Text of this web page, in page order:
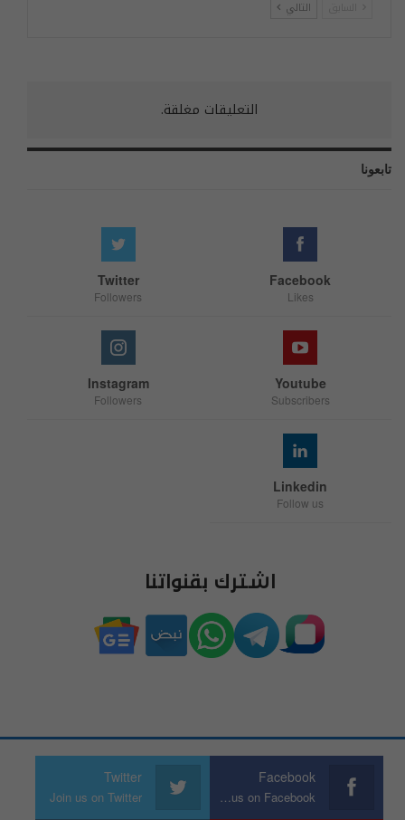
التالي
التعليقات مغلقة.
تابعونا
Facebook
Likes
Twitter
Followers
Youtube
Subscribers
Instagram
Followers
Linkedin
Follow us
اشترك بقنواتنا
Facebook
Join us on Facebook
Twitter
Join us on Twitter